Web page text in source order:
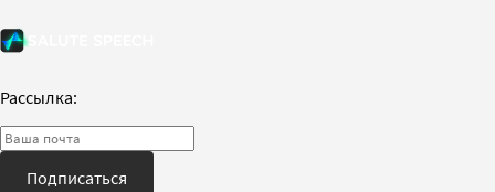
Рассылка:
Подписаться